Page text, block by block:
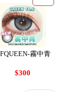
霧中青
$300